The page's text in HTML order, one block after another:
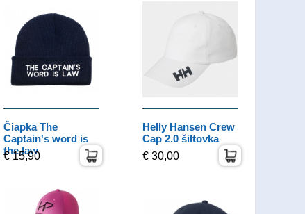
Čiapka The
Captain's word is
the law
€ 15,90
Helly Hansen Crew
Cap 2.0 šiltovka
€ 30,00